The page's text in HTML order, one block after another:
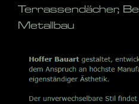
Terrassendächer,
Metallbau